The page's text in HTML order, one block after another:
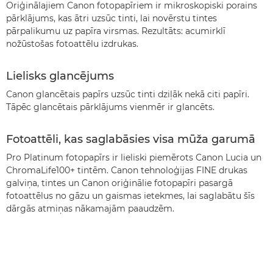
Oriģinālajiem Canon fotopapīriem ir mikroskopiski porains
pārklājums, kas ātri uzsūc tinti, lai novērstu tintes
pārpalikumu uz papīra virsmas. Rezultāts: acumirklī
nožūstošas fotoattēlu izdrukas.
Lielisks glancējums
Canon glancētais papīrs uzsūc tinti dziļāk nekā citi papīri.
Tāpēc glancētais pārklājums vienmēr ir glancēts.
Fotoattēli, kas saglabāsies visa mūža garumā
Pro Platinum fotopapīrs ir lieliski piemērots Canon Lucia un
ChromaLife100+ tintēm. Canon tehnoloģijas FINE drukas
galviņa, tintes un Canon oriģinālie fotopapīri pasargā
fotoattēlus no gāzu un gaismas ietekmes, lai saglabātu šīs
dārgās atmiņas nākamajām paaudzēm.